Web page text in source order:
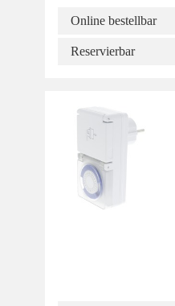
Online bestellbar
Reservierbar